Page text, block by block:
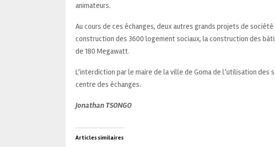
animateurs.
Au cours de ces échanges, deux autres grands projets de
construction des 3600 logement sociaux, la construction des
de 180 Megawatt.
L’interdiction par le maire de la ville de Goma de l’utilisation
centre des échanges.
Jonathan TSONGO
Articles similaires